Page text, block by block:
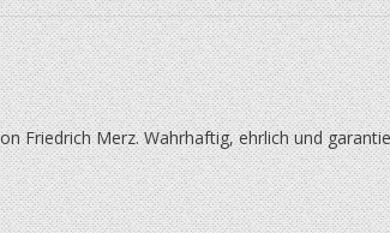
Friedrich Merz. Wahrhaftig, ehrlich und